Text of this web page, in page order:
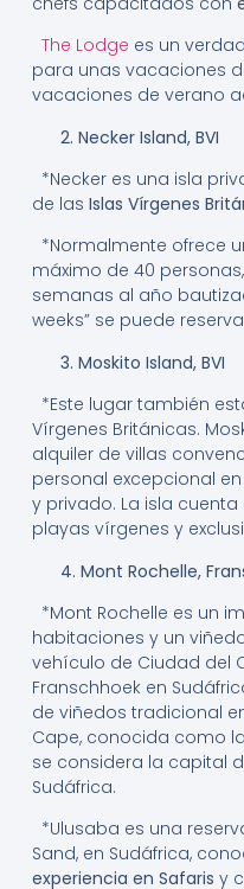
The Lodge es un
para unas vacaciones
vacaciones de verano
2. Necker Island, BVI
*Necker es una isla
de las Islas Vírgenes
*Normalmente ofrece
máximo de 40
semanas al año
weeks” se puede
3. Moskito Island, BVI
*Este lugar también
Vírgenes Británicas.
alquiler de villas
personal excepcional
y privado. La isla
playas vírgenes y
4. Mont Rochelle,
*Mont Rochelle es un
habitaciones y un
vehículo de Ciudad del
Franschhoek en
de viñedos tradicional
Cape, conocida como
se considera la capital
Sudáfrica.
*Ulusaba es una
Sand, en Sudáfrica,
experiencia en Safaris y